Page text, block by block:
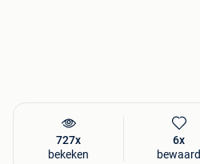
727x
bekeken
6x
bewaard